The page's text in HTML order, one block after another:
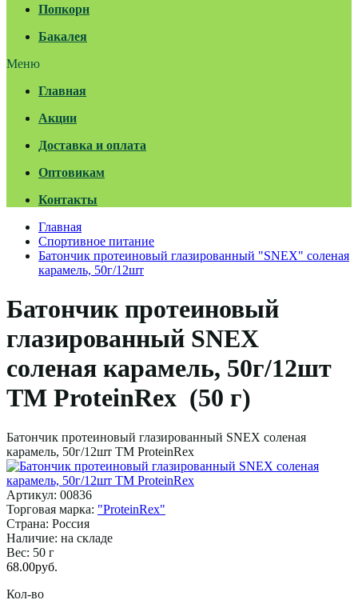
Попкорн
Бакалея
Меню
Главная
Акции
Доставка и оплата
Оптовикам
Контакты
Главная
Спортивное питание
Батончик протеиновый глазированный "SNEX" соленая
карамель, 50г/12шт
Батончик протеиновый
глазированный SNEX
соленая карамель, 50г/12шт
ТМ ProteinRex (50 г)
Батончик протеиновый глазированный SNEX соленая
карамель, 50г/12шт ТМ ProteinRex
Артикул: 00836
Торговая марка: "ProteinRex"
Страна: Россия
Наличие: на складе
Вес: 50 г
68.00руб.
Кол-во